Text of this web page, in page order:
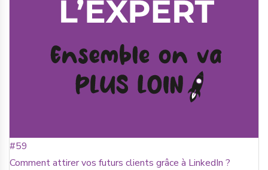
#59
Comment attirer vos futurs clients grâce à LinkedIn ?